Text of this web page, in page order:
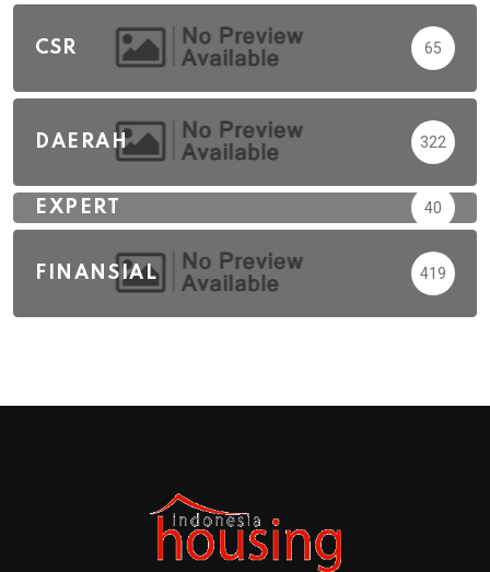
CSR 65
DAERAH 322
EXPERT 40
FINANSIAL 419